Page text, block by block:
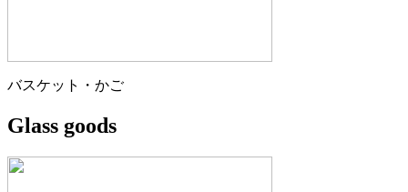
バスケット・かご
Glass goods